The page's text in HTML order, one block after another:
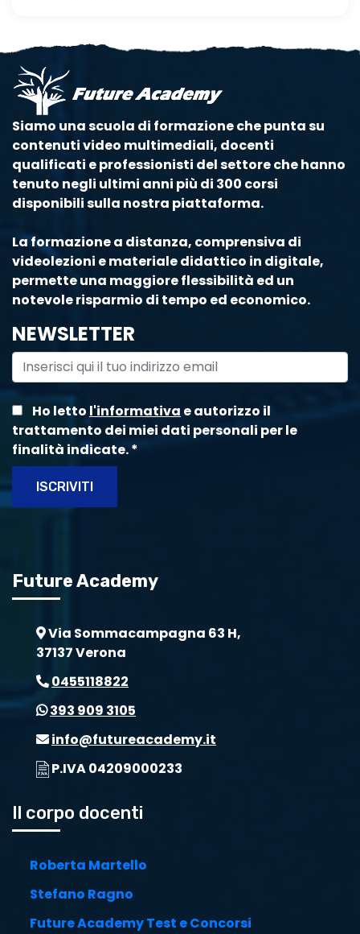
Siamo una scuola di formazione che punta su
contenuti video multimediali, docenti
qualificati e professionisti del settore che hanno
tenuto negli ultimi anni più di 300 corsi
disponibili sulla nostra piattaforma.
La formazione a distanza, comprensiva di
videolezioni e materiale didattico in digitale,
permette una maggiore flessibilità ed un
notevole risparmio di tempo ed economico.
NEWSLETTER
Ho letto l'informativa e autorizzo il
trattamento dei miei dati personali per le
finalità indicate.*
ISCRIVITI
Future Academy
Via Sommacampagna 63 H,
37137 Verona
0455118822
393 909 3105
info@futureacademy.it
P.IVA 04209000233
Il corpo docenti
Roberta Martello
Stefano Ragno
Future Academy Test e Concorsi